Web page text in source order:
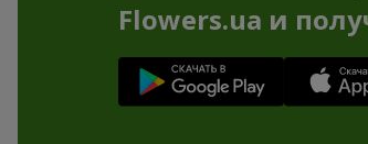
Flowers.ua и